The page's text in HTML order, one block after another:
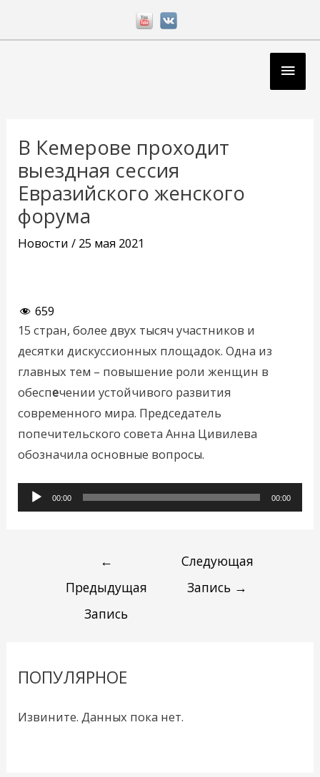
В Кемерове проходит
выездная сессия
Евразийского женского
форума
Новости / 25 мая 2021
659
15 стран, более двух тысяч участников и
десятки дискуссионных площадок. Одна из
главных тем – повышение роли женщин в
обеспечении устойчивого развития
современного мира. Председатель
попечительского совета Анна Цивилева
обозначила основные вопросы.
Аудиоплеер
00:00 00:00
записям
←
Предыдущая
Запись
Следующая
Запись →
ПОПУЛЯРНОЕ
Извините. Данных пока нет.